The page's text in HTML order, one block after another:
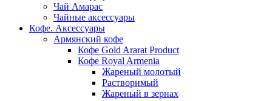
Чай Амарас
Чайные аксессуары
Кофе. Аксессуары
Армянский кофе
Кофе Gold Ararat Product
Кофе Royal Armenia
Жареный молотый
Растворимый
Жареный в зернах